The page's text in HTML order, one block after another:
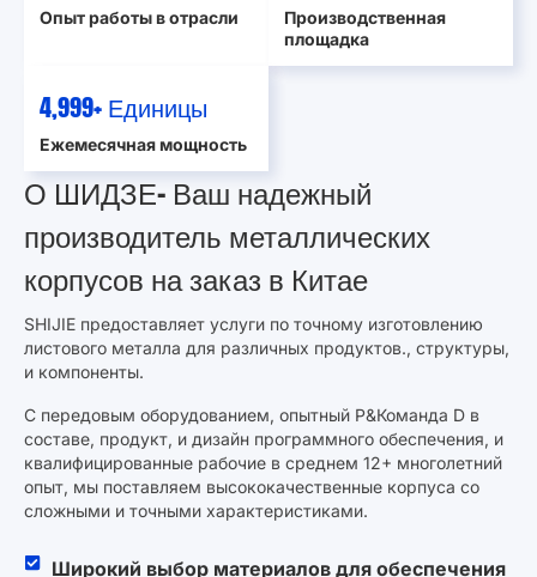
Опыт работы в отрасли
Производственная
площадка
Ежемесячная мощность
5,000+ Единицы
О ШИДЗЕ- Ваш надежный
производитель металлических
корпусов на заказ в Китае
SHIJIE предоставляет услуги по точному изготовлению
листового металла для различных продуктов., структуры,
и компоненты.
С передовым оборудованием, опытный Р&Команда D в
составе, продукт, и дизайн программного обеспечения, и
квалифицированные рабочие в среднем 12+ многолетний
опыт, мы поставляем высококачественные корпуса со
сложными и точными характеристиками.
Широкий выбор материалов для обеспечения